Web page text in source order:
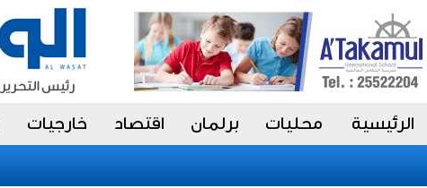
الرئيسية محليات برلمان اقتصاد خارجيات